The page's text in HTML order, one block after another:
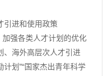
引进和使用政策
强各类人才计划的优化
、海外高层次人才引进
计划”“国家杰出青年科学